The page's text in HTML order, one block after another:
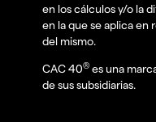
en los cálculos y/o la
en la que se aplica en
del mismo.
CAC 40® es una
de sus subsidiarias.